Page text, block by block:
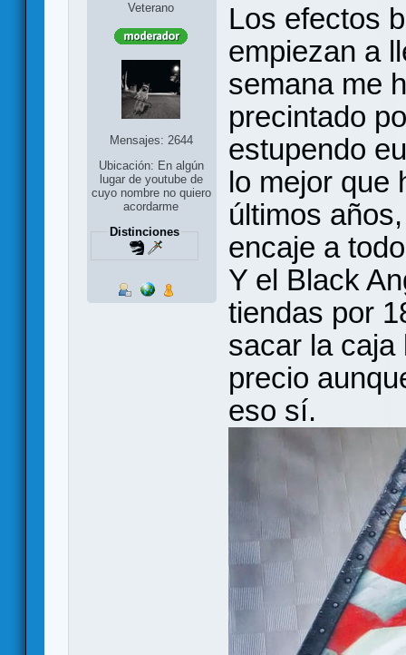
Veterano
Mensajes: 2644
Ubicación: En algún
lugar de youtube de
cuyo nombre no quiero
acordarme
Distinciones
Los efectos
empiezan a
semana me
precintado
estupendo
lo mejor que
últimos
encaje a
Y el Black
tiendas por
sacar la caja
precio
eso sí.